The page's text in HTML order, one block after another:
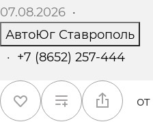
07.08.2026 ·
АвтоЮг Ставрополь
·
+7 (8652) 257-444
от